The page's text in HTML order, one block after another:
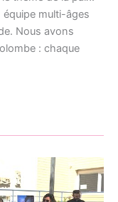
équipe multi-âges
Nous avons
: chaque